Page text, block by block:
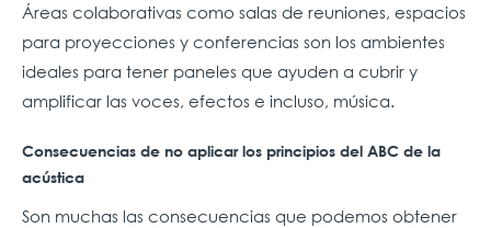
Áreas colaborativas como salas de reuniones, espacios
para proyecciones y conferencias son los ambientes
ideales para tener paneles que ayuden a cubrir y
amplificar las voces, efectos e incluso, música.
Consecuencias de no aplicar los principios del ABC de la
acústica
Son muchas las consecuencias que podemos obtener